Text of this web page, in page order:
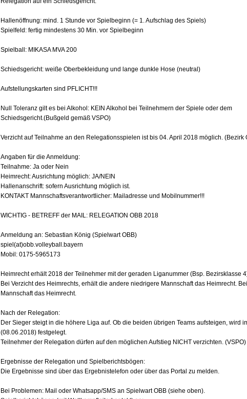
Hallenöffnung: mind. 1 Stunde vor Spielbeginn (= 1. Aufschlag des Spiels)
Spielfeld: fertig mindestens 30 Min. vor Spielbeginn
Spielball: MIKASA MVA 200
Schiedsgericht: weiße Oberbekleidung und lange dunkle Hose (neutral)
Aufstellungskarten sind PFLICHT!!!
Null Toleranz gilt es bei Alkohol: KEIN Alkohol bei Teilnehmern der Spiele oder dem
Schiedsgericht.(Bußgeld gemäß VSPO)
Verzicht auf Teilnahme an den Relegationsspielen ist bis 04. April 2018 möglich. (Bezirk
Angaben für die Anmeldung:
Teilnahme: Ja oder Nein
Heimrecht: Ausrichtung möglich: JA/NEIN
Hallenanschrift: sofern Ausrichtung möglich ist.
KONTAKT Mannschaftsverantwortlicher: Mailadresse und Mobilnummer!!!
WICHTIG - BETREFF der MAIL: RELEGATION OBB 2018
Anmeldung an: Sebastian König (Spielwart OBB)
spiel(at)obb.volleyball.bayern
Mobil: 0175-5965173
Heimrecht erhält 2018 der Teilnehmer mit der geraden Liganummer (Bsp. Bezirsklasse
Bei Verzicht des Heimrechts, erhält die andere niedrigere Mannschaft das Heimrecht.
Mannschaft das Heimrecht.
Nach der Relegation:
Der Sieger steigt in die höhere Liga auf. Ob die beiden übrigen Teams aufsteigen, wird
(08.06.2018) festgelegt.
Teilnehmer der Relegation dürfen auf den möglichen Aufstieg NICHT verzichten. (VSPO)
Ergebnisse der Relegation und Spielberichtsbögen:
Die Ergebnisse sind über das Ergebnistelefon oder über das Portal zu melden.
Bei Problemen: Mail oder Whatsapp/SMS an Spielwart OBB (siehe oben).